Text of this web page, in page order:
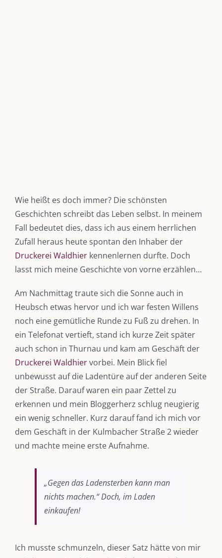
Wie heißt es doch immer? Die schönsten
Geschichten schreibt das Leben selbst. In meinem
Fall bedeutet dies, dass ich aus einem herrlichen
Zufall heraus heute spontan den Inhaber der
Druckerei Waldhier kennenlernen durfte. Doch
lasst mich meine Geschichte von vorne erzählen…
Am Nachmittag traute sich die Sonne auch in
Heubsch etwas hervor und ich war festen Willens
noch eine gemütliche Runde zu Fuß zu drehen. In
ein Telefonat vertieft, stand ich kurze Zeit später
auch schon in Thurnau und kam am Geschäft der
Druckerei Waldhiervorbei. Mein Blick fiel
unbewusst auf die Ladentüre auf der anderen Seite
der Straße. Darauf waren ein paar Zettel zu
erkennen und mein Bloggerherz schlug neugierig
ein wenig schneller. Kurz darauf fand ich mich vor
dem Geschäft in der Kulmbacher Straße 2 wieder
und machte meine erste Aufnahme.
„Gegen das Ladensterben kann man
nichts machen.“ Doch, im Laden
einkaufen!
Ich musste schmunzeln, dieser Satz hätte von mir